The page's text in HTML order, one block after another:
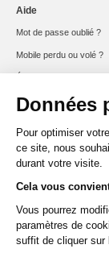
Aide
Mot de passe oublié ?
Mobile perdu ou volé ?
Signaler un dommage
Offres et services
Handicap